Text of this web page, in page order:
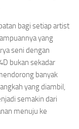
bagi setiap artist
yang
seni dengan
bukan sekadar
banyak
yang diambil,
semakin dari
menuju ke